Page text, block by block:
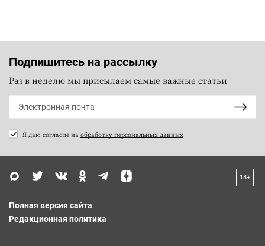
Подпишитесь на рассылку
Раз в неделю мы присылаем самые важные статьи
Я даю согласие на обработку персональных данных
18+
Полная версия сайта
Редакционная политика